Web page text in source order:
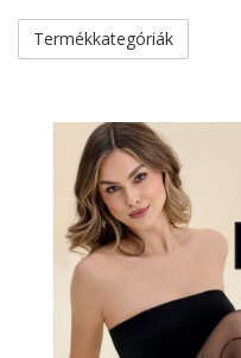
Termékkategóriák